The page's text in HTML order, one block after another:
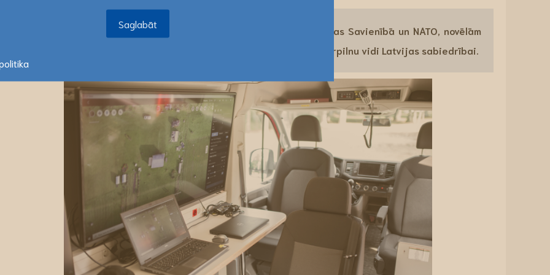
Saglabāt
Gaidot un svinot 20 gadus kopš Latvija iestājās Eiropas Savienībā un NATO, novēlām
Latvijai zaļu un ilgtspējīgu attīstību, kā arī drošu un mierpilnu vidi Latvijas sabiedrībai.
Saglabāt